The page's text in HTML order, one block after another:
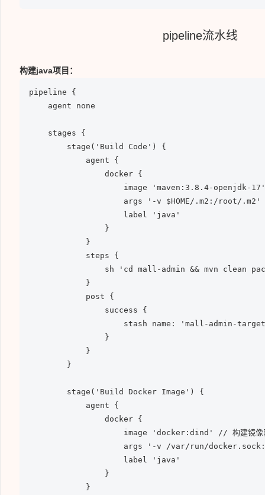
pipeline流水线
构建java项目：
pipeline {
agent none
stages {
stage('Build Code') {
agent {
docker {
image 'maven:3.8.4-openjdk-17'
args '-v $HOME/.m2:/root/.m2'
label 'java'
}
}
steps {
sh 'cd mall-admin && mvn clean
}
post {
success {
stash name: 'mall-admin-target',
}
}
}
stage('Build Docker Image') {
agent {
docker {
image 'docker:dind' // 构建镜像阶段使
args '-v /var/run/docker.sock:/var/run/
label 'java'
}
}